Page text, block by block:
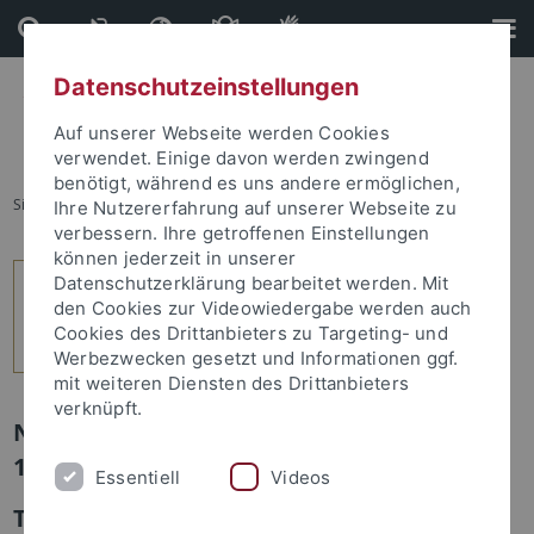
Direkt
zum
Inhalt
Direkt
zur
Fußleiste
Sie sind hier: Startseite ... 4
Newsletter Uni Tübingen aktuell Nr.
1/2013: Leute
Tübinger Förderpreis für Ältere
Datenschutzeinstellungen
Auf unserer Webseite werden Cookies
verwendet. Einige davon werden zwingend
benötigt, während es uns andere ermöglichen,
Ihre Nutzererfahrung auf unserer Webseite zu
verbessern. Ihre getroffenen Einstellungen
können jederzeit in unserer
Datenschutzerklärung bearbeitet werden. Mit
den Cookies zur Videowiedergabe werden auch
Cookies des Drittanbieters zu Targeting- und
Werbezwecken gesetzt und Informationen ggf.
mit weiteren Diensten des Drittanbieters
verknüpft.
Essentiell Videos